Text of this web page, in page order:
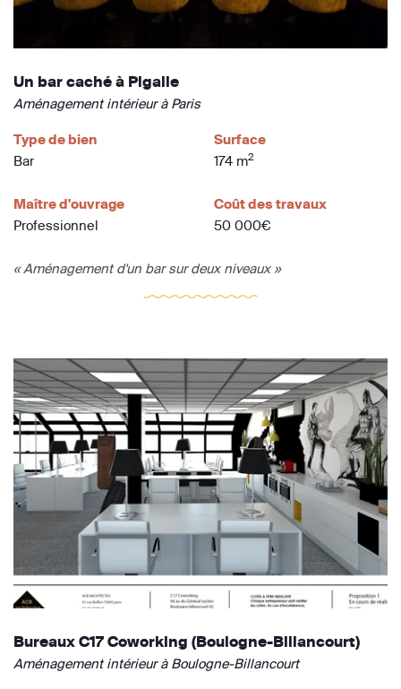
Un bar caché à Pigalle
Aménagement intérieur à Paris
Type de bien
Bar
Surface
174 m2
Maître d'ouvrage
Professionnel
Coût des travaux
50 000€
« Aménagement d'un bar sur deux niveaux »
Bureaux C17 Coworking (Boulogne-Billancourt)
Aménagement intérieur à Boulogne-Billancourt